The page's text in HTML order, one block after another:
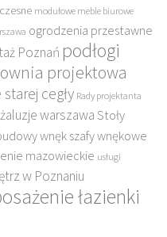
modułowe meble biurowe
ogrodzenia przestawne
Poznań podłogi
projektowa
starej cegły Rady projektanta
warszawaStoły
wnęk szafy wnękowe
mazowieckie usługi
w Poznaniu
łazienki